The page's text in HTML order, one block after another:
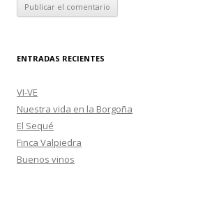
ENTRADAS RECIENTES
VI-VE
Nuestra vida en la Borgoña
El Sequé
Finca Valpiedra
Buenos vinos